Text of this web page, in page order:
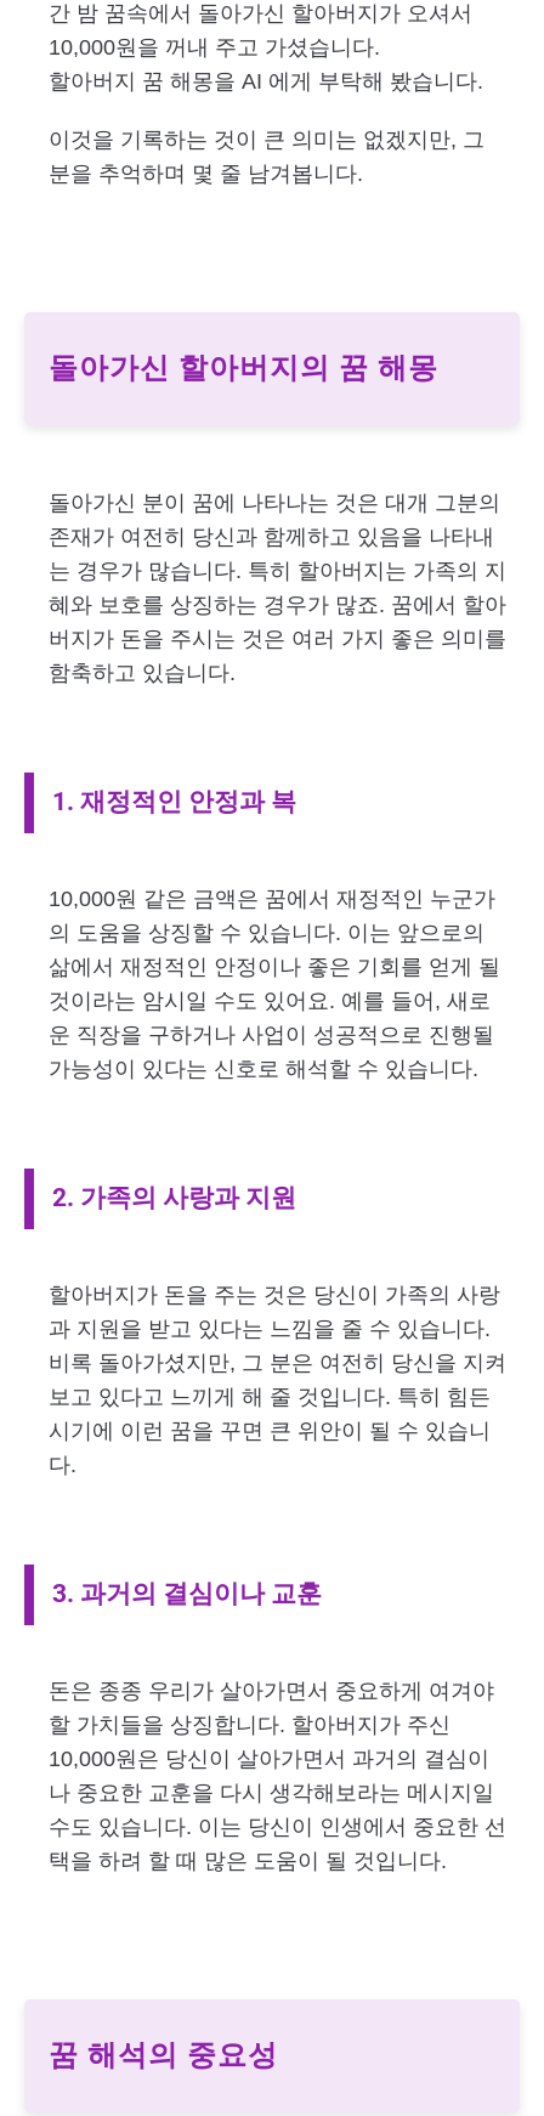
간 밤 꿈속에서 돌아가신 할아버지가 오셔서
10,000원을 꺼내 주고 가셨습니다.
할아버지 꿈 해몽을 AI 에게 부탁해 봤습니다.
이것을 기록하는 것이 큰 의미는 없겠지만, 그
분을 추억하며 몇 줄 남겨봅니다.
돌아가신 할아버지의 꿈 해몽
돌아가신 분이 꿈에 나타나는 것은 대개 그분의
존재가 여전히 당신과 함께하고 있음을 나타내
는 경우가 많습니다. 특히 할아버지는 가족의 지
혜와 보호를 상징하는 경우가 많죠. 꿈에서 할아
버지가 돈을 주시는 것은 여러 가지 좋은 의미를
함축하고 있습니다.
1. 재정적인 안정과 복
10,000원 같은 금액은 꿈에서 재정적인 누군가
의 도움을 상징할 수 있습니다. 이는 앞으로의
삶에서 재정적인 안정이나 좋은 기회를 얻게 될
것이라는 암시일 수도 있어요. 예를 들어, 새로
운 직장을 구하거나 사업이 성공적으로 진행될
가능성이 있다는 신호로 해석할 수 있습니다.
2. 가족의 사랑과 지원
할아버지가 돈을 주는 것은 당신이 가족의 사랑
과 지원을 받고 있다는 느낌을 줄 수 있습니다.
비록 돌아가셨지만, 그 분은 여전히 당신을 지켜
보고 있다고 느끼게 해 줄 것입니다. 특히 힘든
시기에 이런 꿈을 꾸면 큰 위안이 될 수 있습니
다.
3. 과거의 결심이나 교훈
돈은 종종 우리가 살아가면서 중요하게 여겨야
할 가치들을 상징합니다. 할아버지가 주신
10,000원은 당신이 살아가면서 과거의 결심이
나 중요한 교훈을 다시 생각해보라는 메시지일
수도 있습니다. 이는 당신이 인생에서 중요한 선
택을 하려 할 때 많은 도움이 될 것입니다.
꿈 해석의 중요성